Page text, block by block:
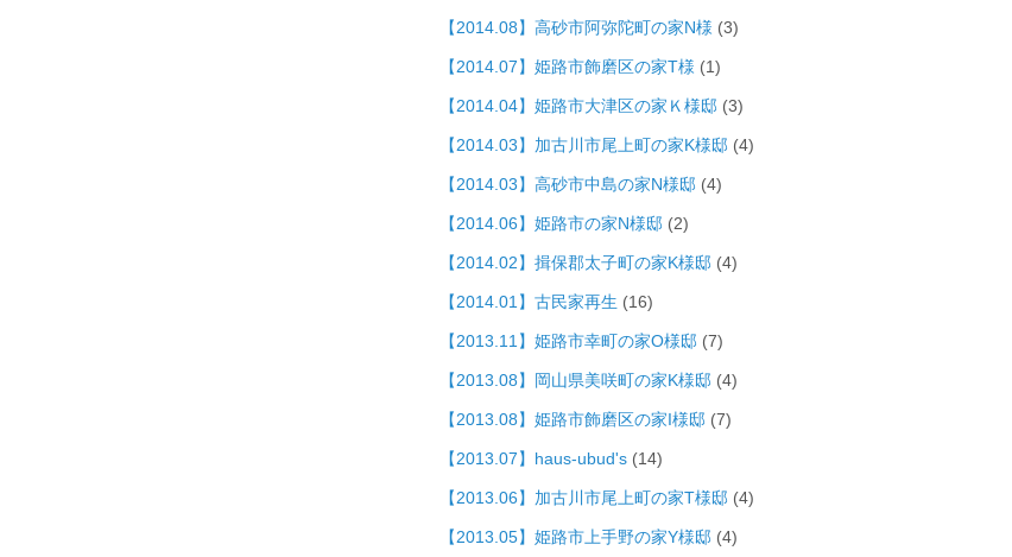
【2014.08】高砂市阿弥陀町の家N様 (3)
【2014.07】姫路市飾磨区の家T様 (1)
【2014.04】姫路市大津区の家Ｋ様邸 (3)
【2014.03】加古川市尾上町の家K様邸 (4)
【2014.03】高砂市中島の家N様邸 (4)
【2014.06】姫路市の家N様邸 (2)
【2014.02】揖保郡太子町の家K様邸 (4)
【2014.01】古民家再生 (16)
【2013.11】姫路市幸町の家O様邸 (7)
【2013.08】岡山県美咲町の家K様邸 (4)
【2013.08】姫路市飾磨区の家I様邸 (7)
【2013.07】haus-ubud's (14)
【2013.06】加古川市尾上町の家T様邸 (4)
【2013.05】姫路市上手野の家Y様邸 (4)